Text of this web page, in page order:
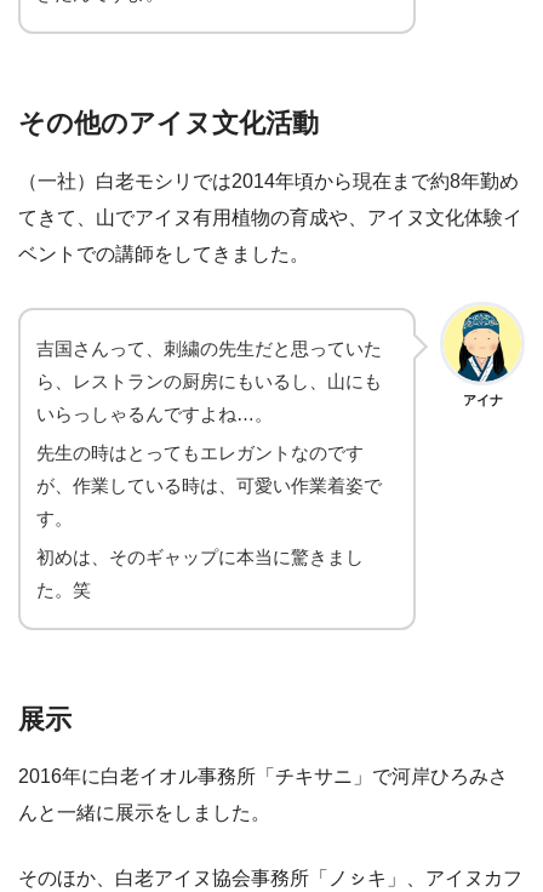
その他のアイヌ文化活動
（一社）白老モシリでは2014年頃から現在まで約8年勤め
てきて、山でアイヌ有用植物の育成や、アイヌ文化体験イ
ベントでの講師をしてきました。
アイナ
吉国さんって、刺繍の先生だと思っていた
ら、レストランの厨房にもいるし、山にも
いらっしゃるんですよね…。
先生の時はとってもエレガントなのです
が、作業している時は、可愛い作業着姿で
す。
初めは、そのギャップに本当に驚きまし
た。笑
展示
2016年に白老イオル事務所「チキサニ」で河岸ひろみさ
んと一緒に展示をしました。
そのほか、白老アイヌ協会事務所「ノㇱキ」、アイヌカフ